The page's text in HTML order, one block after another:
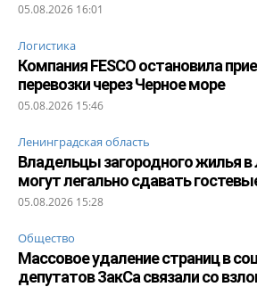
05.08.2026 16:01
Логистика
Компания FESCO остановила
перевозки через Черное море
05.08.2026 15:46
Ленинградская область
Владельцы загородного жилья в
могут легально сдавать
05.08.2026 15:28
Общество
Массовое удаление страниц в
депутатов ЗакСа связали со